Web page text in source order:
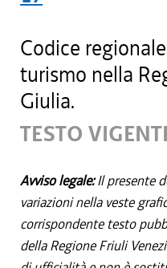
Codice
turismo nella
Giulia.
TESTO
Avviso legale:Il presente
variazioni nella veste
corrispondente testo
della Regione Friuli